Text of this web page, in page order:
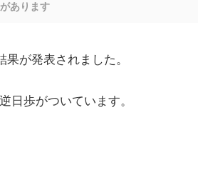
あります
が発表されました。
日歩がついています。